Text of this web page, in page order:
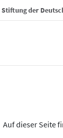
Stiftung der
Auf dieser Seite